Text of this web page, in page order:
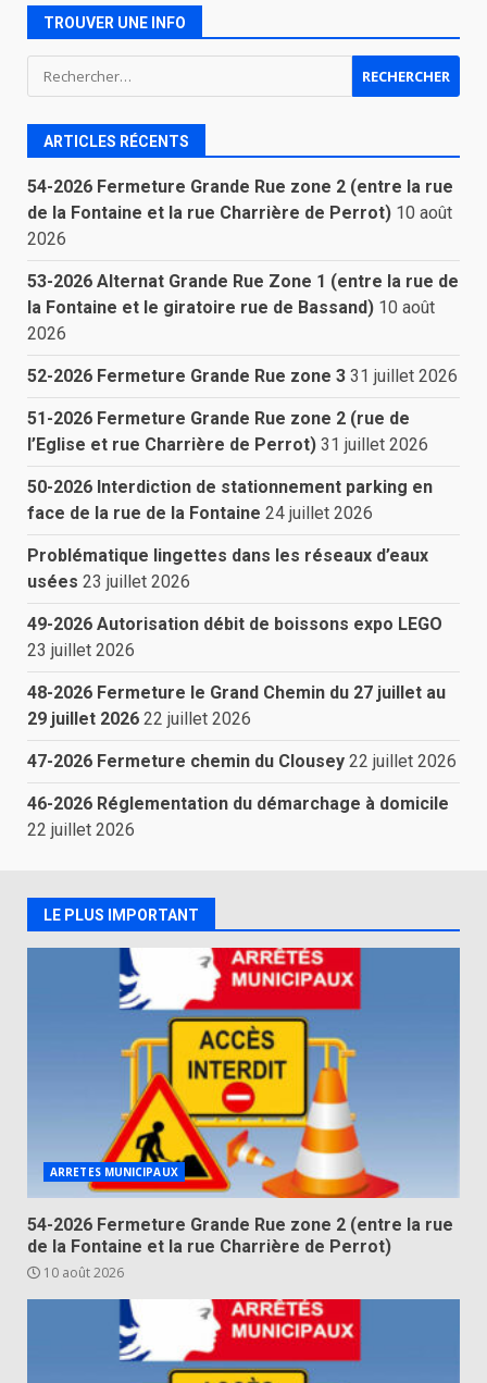
TROUVER UNE INFO
Rechercher :
ARTICLES RÉCENTS
54-2026 Fermeture Grande Rue zone 2 (entre la rue
de la Fontaine et la rue Charrière de Perrot) 10 août
2026
53-2026 Alternat Grande Rue Zone 1 (entre la rue de
la Fontaine et le giratoire rue de Bassand) 10 août
2026
52-2026 Fermeture Grande Rue zone 3 31 juillet 2026
51-2026 Fermeture Grande Rue zone 2 (rue de
l’Eglise et rue Charrière de Perrot) 31 juillet 2026
50-2026 Interdiction de stationnement parking en
face de la rue de la Fontaine 24 juillet 2026
Problématique lingettes dans les réseaux d’eaux
usées 23 juillet 2026
49-2026 Autorisation débit de boissons expo LEGO
23 juillet 2026
48-2026 Fermeture le Grand Chemin du 27 juillet au
29 juillet 2026 22 juillet 2026
47-2026 Fermeture chemin du Clousey 22 juillet 2026
46-2026 Réglementation du démarchage à domicile
22 juillet 2026
LE PLUS IMPORTANT
ARRETES MUNICIPAUX
54-2026 Fermeture Grande Rue zone 2 (entre la rue
de la Fontaine et la rue Charrière de Perrot)
10 août 2026